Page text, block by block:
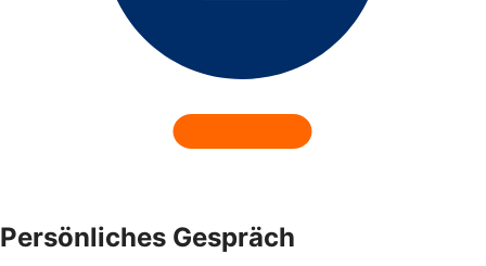
Persönliches Gespräch